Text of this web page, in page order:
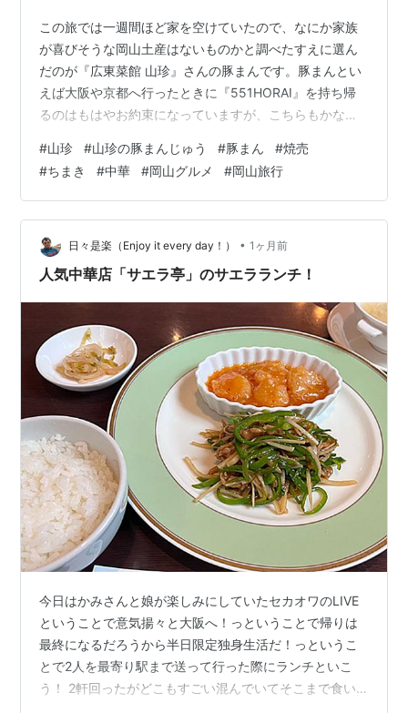
この旅では一週間ほど家を空けていたので、なにか家族
が喜びそうな岡山土産はないものかと調べたすえに選ん
だのが『広東菜館 山珍』さんの豚まんです。豚まんとい
えば大阪や京都へ行ったときに『551HORAI』を持ち帰
るのはもはやお約束になっていますが、こちらもかなり
気があるそうで、どんなものかとサイトを調べてみれ
ば、なんとお取り寄せには3、4ヶ月もかかるそう。 メデ
ィアか何かで紹介されたか、SNSでバズったとか？ 普段
TVも観ないので知りませんでしたが、公式サイトに『秘
密のケンミンショー』で取り上げられたとありました。
メディア露出によって大人気となるの…
#山珍 #山珍の豚まんじゅう #豚まん #焼売
#ちまき #中華 #岡山グルメ #岡山旅行
日々是楽（Enjoy it every day！） • 1ヶ月前
人気中華店「サエラ亭」のサエラランチ！
今日はかみさんと娘が楽しみにしていたセカオワのLIVE
ということで意気揚々と大阪へ！っということで帰りは
最終になるだろうから半日限定独身生活だ！っというこ
とで2人を最寄り駅まで送って行った際にランチといこ
う！ 2軒回ったがどこもすごい混んでいてそこまで食い